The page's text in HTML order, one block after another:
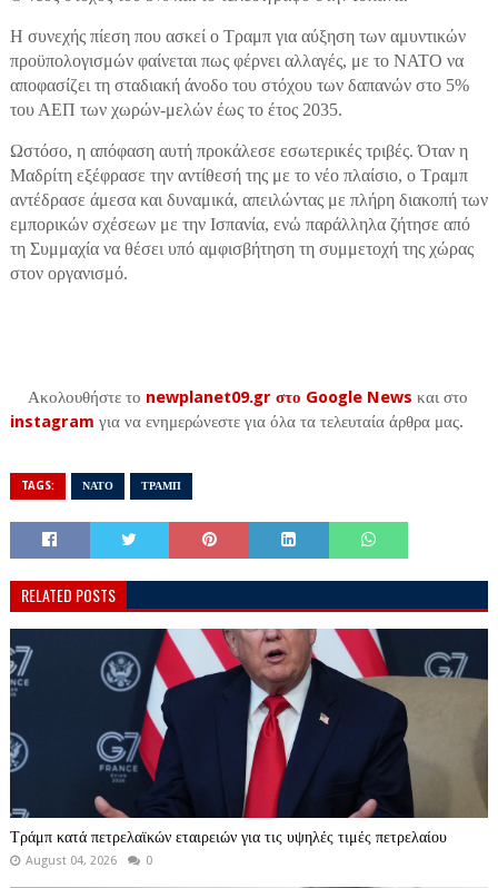
Η συνεχής πίεση που ασκεί ο Τραμπ για αύξηση των αμυντικών
προϋπολογισμών φαίνεται πως φέρνει αλλαγές, με το ΝΑΤΟ να
αποφασίζει τη σταδιακή άνοδο του στόχου των δαπανών στο 5%
του ΑΕΠ των χωρών-μελών έως το έτος 2035.
Ωστόσο, η απόφαση αυτή προκάλεσε εσωτερικές τριβές. Όταν η
Μαδρίτη εξέφρασε την αντίθεσή της με το νέο πλαίσιο, ο Τραμπ
αντέδρασε άμεσα και δυναμικά, απειλώντας με πλήρη διακοπή των
εμπορικών σχέσεων με την Ισπανία, ενώ παράλληλα ζήτησε από
τη Συμμαχία να θέσει υπό αμφισβήτηση τη συμμετοχή της χώρας
στον οργανισμό.
Ακολουθήστε το newplanet09.gr στο Google News και στο
instagram για να ενημερώνεστε για όλα τα τελευταία άρθρα μας.
TAGS: ΝΑΤΟ ΤΡΑΜΠ
RELATED POSTS
Τράμπ κατά πετρελαϊκών εταιρειών για τις υψηλές τιμές πετρελαίου
August 04, 2026 0